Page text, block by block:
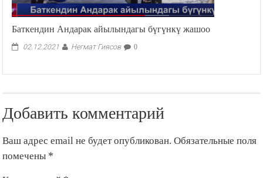
Баткендин Андарак айылындагы бүгүнкү жашоо
02.12.2021 Негмат Гиясов 0
Добавить комментарий
Ваш адрес email не будет опубликован. Обязательные поля
помечены *